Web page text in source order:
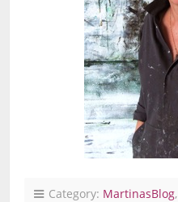
Category: MartinasBlog,